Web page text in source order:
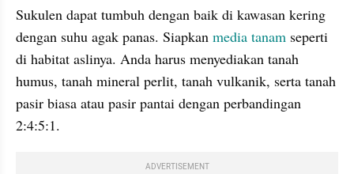
Sukulen dapat tumbuh dengan baik di kawasan kering
dengan suhu agak panas. Siapkan media tanam seperti
di habitat aslinya. Anda harus menyediakan tanah
humus, tanah mineral perlit, tanah vulkanik, serta tanah
pasir biasa atau pasir pantai dengan perbandingan
2:4:5:1.
ADVERTISEMENT